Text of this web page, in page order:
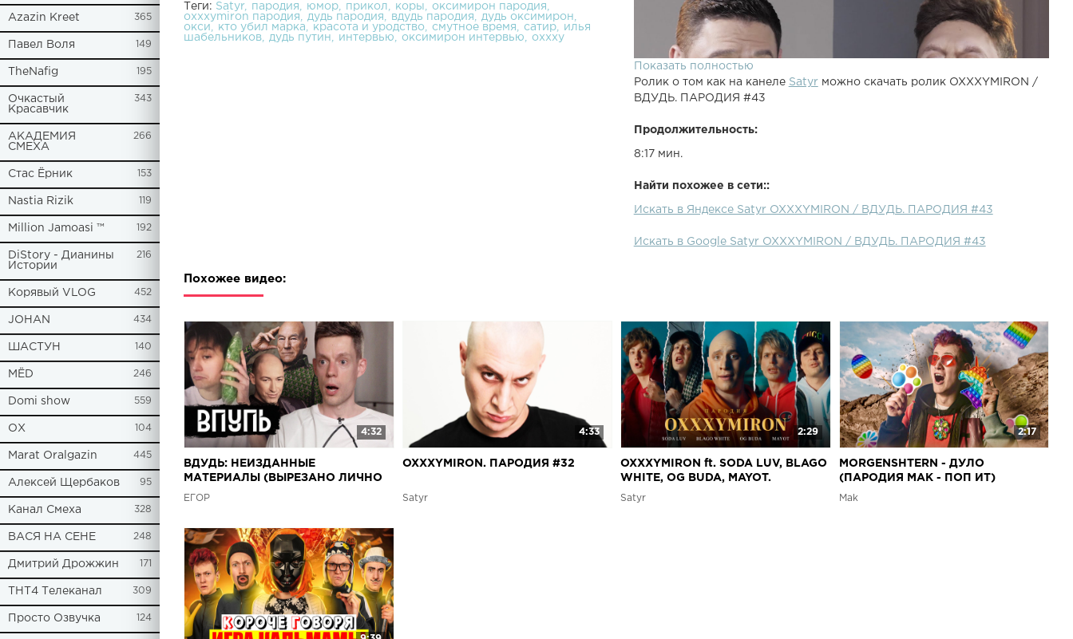
Azazin Kreet 365
Павел Воля 149
TheNafig 195
Очкастый
Красавчик
343
АКАДЕМИЯ
СМЕХА
266
Стас Ёрник 153
Nastia Rizik 119
Million Jamoasi ™ 192
DiStory - Дианины
Истории
216
Корявый VLOG 452
JOHAN 434
ШАСТУН 140
МЁD 246
Domi show 559
ОХ 104
Marat Oralgazin 445
Алексей Щербаков 95
Канал Смеха 328
ВАСЯ НА СЕНЕ 248
Дмитрий Дрожжин 171
ТНТ4 Телеканал 309
Просто Озвучка 124
Показать полностью
Ролик о том как на канеле Satyrможно скачать ролик OXXXYMIRON /
ВДУДЬ. ПАРОДИЯ #43
Продолжительность:
8:17 мин.
Найти похожее в сети::
Искать в Яндексе Satyr OXXXYMIRON / ВДУДЬ. ПАРОДИЯ #43
Искать в Google Satyr OXXXYMIRON / ВДУДЬ. ПАРОДИЯ #43
Теги: Satyr пародия юмор прикол коры
оксимирон пародия
oxxxymiron пародия
дудь пародия вдудь пародия
дудь оксимирон
окси
кто убил марка красота и уродство смутное время сатир
илья
шабельников
дудь путин интервью оксимирон интервью oxxxy
Похожее видео:
4:32
ВДУДЬ: НЕИЗДАННЫЕ
МАТЕРИАЛЫ (ВЫРЕЗАНО ЛИЧНО
ДУДЕМ) | ПУП | feat. Gefalsht
ЕГОР
4:33
OXXXYMIRON. ПАРОДИЯ #32
Satyr
2:29
OXXXYMIRON ft. SODA LUV, BLAGO
WHITE, OG BUDA, MAYOT.
ПАРОДИЯ #41
Satyr
2:17
MORGENSHTERN - ДУЛО
(ПАРОДИЯ MAK - ПОП ИТ)
Mak